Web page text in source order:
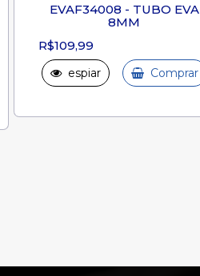
EVAF34008 - TUBO EVA
8MM
R$109,99
espiar Comprar